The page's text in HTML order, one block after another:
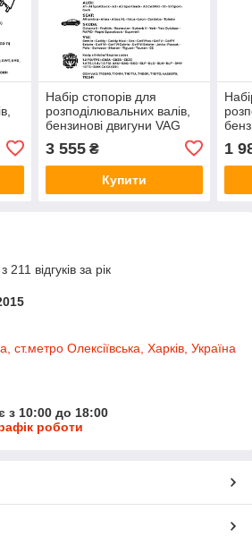
Набір стопорів для
розподілювальних валів,
бензинові двигуни VAG
3 555₴
Купити
1
відгуків за рік
ст.метро Олексіївська, Харків, Україна
з 10:00 до 18:00
роботи